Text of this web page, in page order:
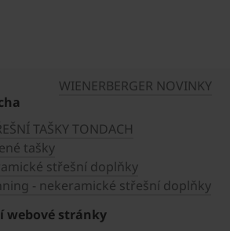
WIENERBERGER NOVINKY
TAŠKY TONDACH
tašky
střešní doplňky
- nekeramické střešní doplňky
webové stránky